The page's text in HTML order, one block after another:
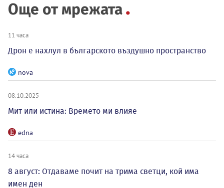
Още от мрежата
11 часа
Дрон е нахлул в българското въздушно пространство
nova
08.10.2025
Мит или истина: Времето ми влияе
edna
14 часа
8 август: Отдаваме почит на трима светци, кой има
имен ден